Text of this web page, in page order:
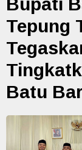
Bupati
Tepung
Batu